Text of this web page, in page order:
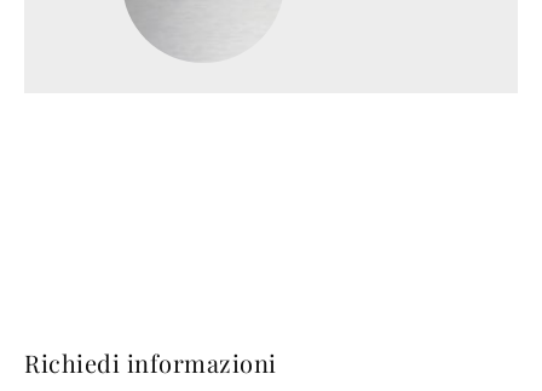
Richiedi informazioni